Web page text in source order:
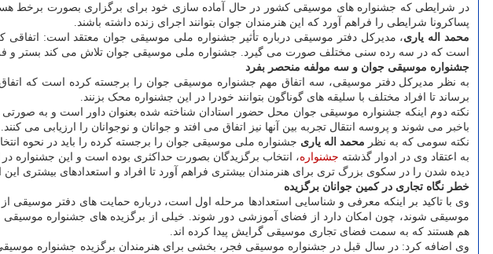
در شرایطی که جشنواره های موسیقی کشور در حال آماده سازی خود برای برگزاری بصورت برخط
پساکرونا شرایطی را فراهم آورد که این هنرمندان جوان بتوانند اجرای زنده داشته باشند.
محمد اله یاری
است که در سه رده سنی مختلف صورت می گیرد. جشنواره ملی موسیقی جوان تلاش می کند بستر و
جشنواره موسیقی جوان و سه مولفه منحصر بفرد
به نظر مدیرکل دفتر موسیقی، سه اتفاق مهم جشنواره موسیقی جوان را برجسته کرده است که
برساند تا افراد مختلف با سلیقه های گوناگون بتوانند خودرا در این جشنواره محک بزنند.
نکته دوم اینکه جشنواره موسیقی جوان محل حضور استادان شناخته شده بعنوان داور است و به
باخبر می شوند و پروسه انتقال تجربه بین آنها نیز اتفاق می افتد و جوانان و نوجوانان را ارزیابی می کنند.
نکته سومی که به نظر محمد اله یاری جشنواره ملی موسیقی جوان را برجسته کرده را باید در نحوه
به اعتقاد وی در ادوار گذشته جشنواره، انتخاب برگزیدگان بصورت حداکثری بوده است و این جشنواره در
دیده شدن را در سکوی بزرگ تری برای هنرمندان بیشتری فراهم آورد تا افراد و استعدادهای بیشتری این
خطر نگاه تجاری در کمین جوانان برگزیده
وی با تاکید بر اینکه معرفی و شناسایی استعدادها مرحله اول است، درباره حمایت های دفتر موسیقی
موسیقی شوند، چون امکان دارد از فضای آموزشی دور شوند. خیلی از برگزیده های جشنواره
هم هستند که به سمت فضای تجاری موسیقی گرایش پیدا کرده اند.
وی اضافه کرد: در سال قبل در جشنواره موسیقی فجر، بخشی برای هنرمندان برگزیده جشنواره